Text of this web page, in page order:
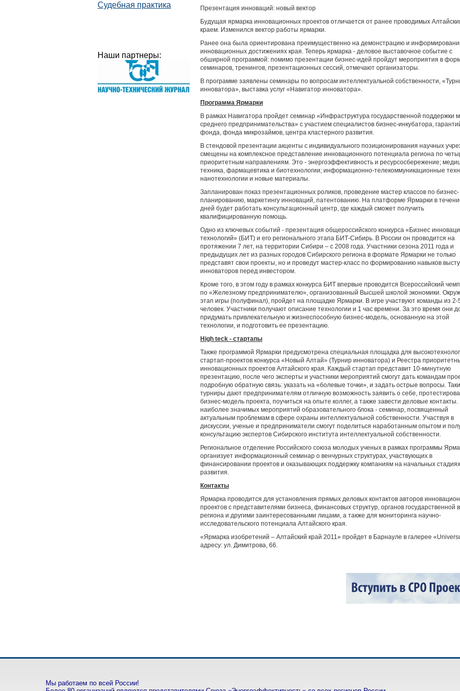
Судебная практика
Наши партнеры:
Презентация инноваций: новый вектор
Будущая ярмарка инновационных проектов отличается от ранее проводимых
краем. Изменился вектор работы ярмарки.
Ранее она была ориентирована преимущественно на демонстрацию и
инновационных достижениях края. Теперь ярмарка - деловое выставочное событие с
обширной программой: помимо презентации бизнес-идей пройдут мероприятия в
семинаров, тренингов, презентационных сессий, отмечают организаторы.
В программе заявлены семинары по вопросам интеллектуальной собственности,
инноватора», выставка услуг «Навигатор инноватора».
Программа Ярмарки
В рамках Навигатора пройдет семинар «Инфраструктура государственной поддержки
среднего предпринимательства» с участием специалистов бизнес-инкубатора,
фонда, фонда микрозаймов, центра кластерного развития.
В стендовой презентации акценты с индивидуального позиционирования научных
смещены на комплексное представление инновационного потенциала региона по
приоритетным направлениям. Это - энергоэффективность и ресурсосбережение;
техника, фармацевтика и биотехнологии; информационно-телекоммуникационные
нанотехнологии и новые материалы.
Запланирован показ презентационных роликов, проведение мастер классов по бизнес-
планированию, маркетингу инноваций, патентованию. На платформе Ярмарки в
дней будет работать консультационный центр, где каждый сможет получить
квалифицированную помощь.
Одно из ключевых событий - презентация общероссийского конкурса «Бизнес
технологий» (БИТ) и его регионального этапа БИТ-Сибирь. В России он проводится на
протяжении 7 лет, на территории Сибири – с 2008 года. Участники сезона 2011 года и
предыдущих лет из разных городов Сибирского региона в формате Ярмарки не только
представят свои проекты, но и проведут мастер-класс по формированию навыков
инноваторов перед инвестором.
Кроме того, в этом году в рамках конкурса БИТ впервые проводится Всероссийский
по «Железному предпринимателю», организованный Высшей школой экономики.
этап игры (полуфинал), пройдет на площадке Ярмарки. В игре участвуют команды из 2-
человек. Участники получают описание технологии и 1 час времени. За это время они
придумать привлекательную и жизнеспособную бизнес-модель, основанную на этой
технологии, и подготовить ее презентацию.
High teck - стартапы
Также программой Ярмарки предусмотрена специальная площадка для
стартап-проектов конкурса «Новый Алтай» (Турнир инноватора) и Реестра
инновационных проектов Алтайского края. Каждый стартап представит 10-минутную
презентацию, после чего эксперты и участники мероприятий смогут дать командам
подробную обратную связь: указать на «болевые точки», и задать острые вопросы.
турниры дают предпринимателям отличную возможность заявить о себе,
бизнес-модель проекта, поучиться на опыте коллег, а также завести деловые контакты.
наиболее значимых мероприятий образовательного блока - семинар, посвященный
актуальным проблемам в сфере охраны интеллектуальной собственности. Участвуя в
дискуссии, ученые и предприниматели смогут поделиться наработанным опытом и
консультацию экспертов Сибирского института интеллектуальной собственности.
Региональное отделение Российского союза молодых ученых в рамках программы
организует информационный семинар о венчурных структурах, участвующих в
финансировании проектов и оказывающих поддержку компаниям на начальных стадиях
развития.
Контакты
Ярмарка проводится для установления прямых деловых контактов авторов
проектов с представителями бизнеса, финансовых структур, органов государственной
региона и другими заинтересованными лицами, а также для мониторинга научно-
исследовательского потенциала Алтайского края.
«Ярмарка изобретений – Алтайский край 2011» пройдет в Барнауле в галерее
адресу: ул. Димитрова, 66.
Мы работаем по всей России!